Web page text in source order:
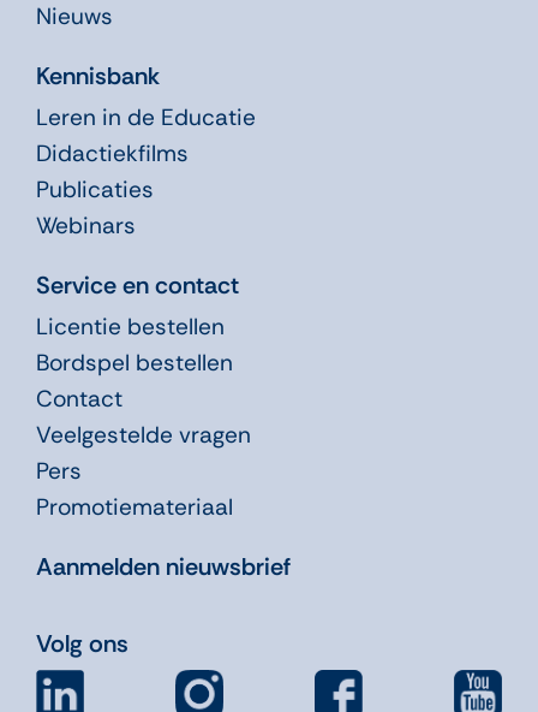
Nieuws
Kennisbank
Leren in de Educatie
Didactiekfilms
Publicaties
Webinars
Service en contact
Licentie bestellen
Bordspel bestellen
Contact
Veelgestelde vragen
Pers
Promotiemateriaal
Aanmelden nieuwsbrief
Volg ons